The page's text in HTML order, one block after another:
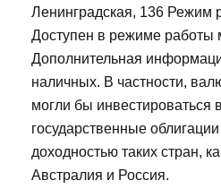
Ленинградская, 136 Режим
Доступен в режиме работы
Дополнительная
наличных. В частности,
могли бы инвестироваться
государственные
доходностью таких стран,
Австралия и Россия.